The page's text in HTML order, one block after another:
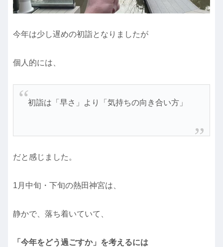
今年は少し遅めの初詣となりましたが
個人的には、
初詣は「早さ」より「気持ちの向き合い方」
だと感じました。
1月中旬・下旬の熱田神宮は、
静かで、落ち着いていて、
「今年をどう過ごすか」を考えるには